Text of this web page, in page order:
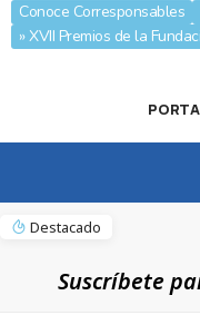
Conoce Corresponsables
» XVII Premios de la
Destacado
Suscríbete